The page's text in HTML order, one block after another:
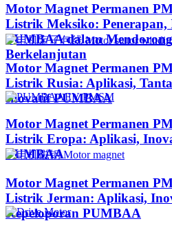
Motor Magnet Permanen
Listrik Meksiko: Penerapan,
PUMBAA dalam
Berkelanjutan
Motor Magnet Permanen
Listrik Rusia: Aplikasi,
Inovatif PUMBAA
Motor Magnet Permanen
Listrik Eropa: Aplikasi,
PUMBAA
Motor Magnet Permanen
Listrik Jerman: Aplikasi,
Kepeloporan PUMBAA​